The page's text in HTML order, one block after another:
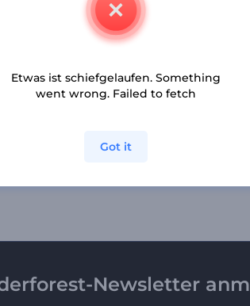
Enigmatische Echos Klangvisualisierer
Newsletter
Etwas ist schiefgelaufen. Something
went wrong. Failed to fetch
Got it